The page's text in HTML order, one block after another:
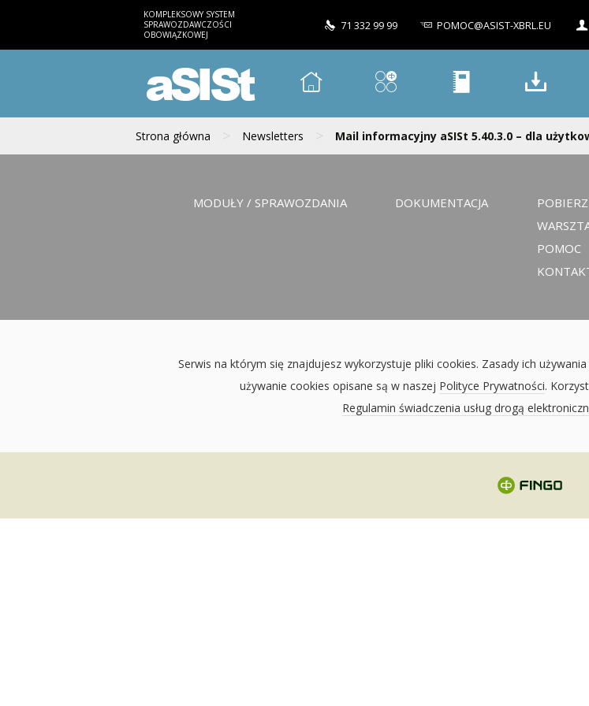
KOMPLEKSOWY SYSTEM
SPRAWOZDAWCZOŚCI
OBOWIĄZKOWEJ
71 332 99 99 POMOC@ASIST-XBRL.EU
aSISt
Strona główna > Newsletters > Mail informacyjny aSISt 5.40.3.0 – dla
MODUŁY / SPRAWOZDANIA DOKUMENTACJA
POBIERZ
POMOC
Serwis na którym się znajdujesz wykorzystuje pliki cookies. Zasady ich
używanie cookies opisane są w naszej Polityce Prywatności.
Regulamin świadczenia usług drogą